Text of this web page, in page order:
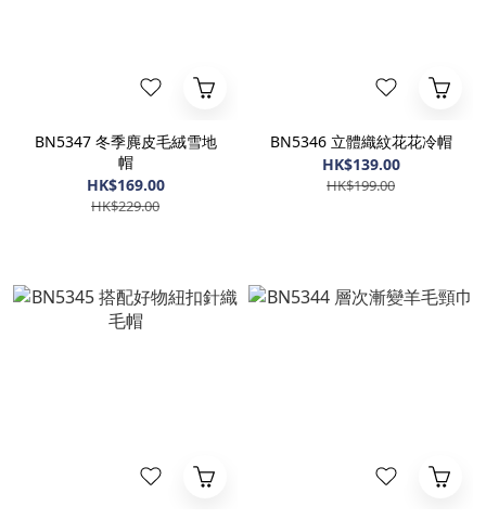
BN5347 冬季麂皮毛絨雪地
帽
HK$169.00
HK$229.00
BN5346 立體織紋花花冷帽
HK$139.00
HK$199.00